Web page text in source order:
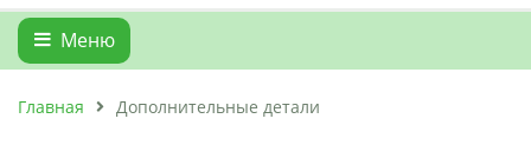
Меню
Главная Дополнительные детали